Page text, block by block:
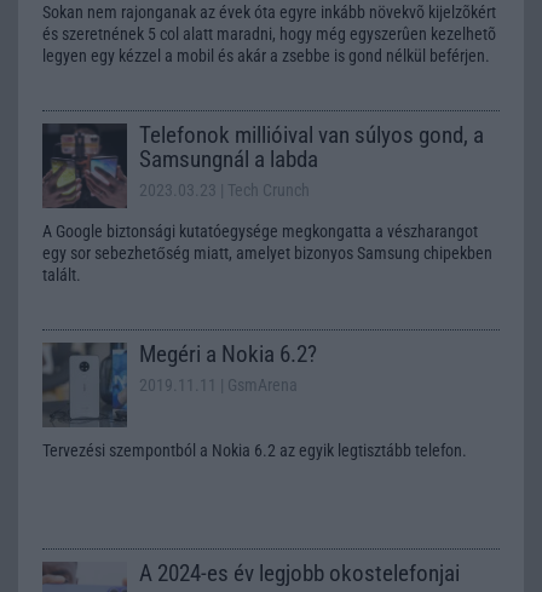
Sokan nem rajonganak az évek óta egyre inkább növekvõ kijelzõkért
és szeretnének 5 col alatt maradni, hogy még egyszerûen kezelhetõ
legyen egy kézzel a mobil és akár a zsebbe is gond nélkül beférjen.
Telefonok millióival van súlyos gond, a
Samsungnál a labda
2023.03.23 | Tech Crunch
A Google biztonsági kutatóegysége megkongatta a vészharangot
egy sor sebezhetőség miatt, amelyet bizonyos Samsung chipekben
talált.
Megéri a Nokia 6.2?
2019.11.11 | GsmArena
Tervezési szempontból a Nokia 6.2 az egyik legtisztább telefon.
A 2024-es év legjobb okostelefonjai